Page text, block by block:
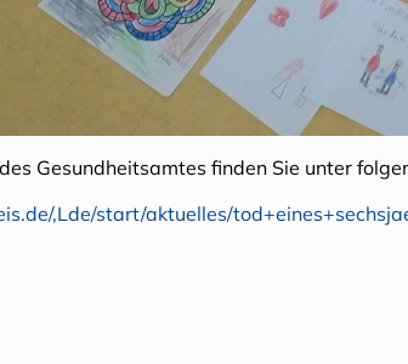
Gesundheitsamtes finden Sie unter
,Lde/start/aktuelles/